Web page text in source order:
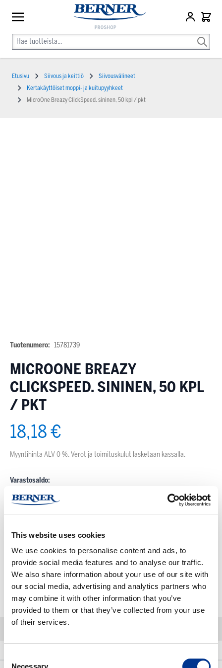
This website uses cookies
We use cookies to personalise content and ads, to
provide social media features and to analyse our traffic.
We also share information about your use of our site with
our social media, advertising and analytics partners who
may combine it with other information that you’ve
provided to them or that they’ve collected from your use
of their services.
Necessary
Tuotenumero: 15781739
MICROONE BREAZY
CLICKSPEED. SININEN, 50 KPL
/ PKT
18,18 €
Myyntihinta ALV 0 %. Verot ja toimituskulut lasketaan kassalla.
Varastosaldo:
Kun tilaat tuotteita yli määritellyn myyntierän, pyöristetään määrä aina
seuraavaan täyteen myyntierään
- + Lisää ostoskoriin
Etusivu Siivous ja keittiö
Siivousvälineet
Kertakäyttöiset moppi- ja kuitupyyhkeet
MicroOne Breazy ClickSpeed. sininen, 50 kpl / pkt